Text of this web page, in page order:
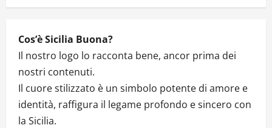
n
Cos’è Sicilia Buona?
Il nostro logo lo racconta bene, ancor prima dei
nostri contenuti.
Il cuore stilizzato è un simbolo potente di amore e
identità, raffigura il legame profondo e sincero con
la Sicilia.